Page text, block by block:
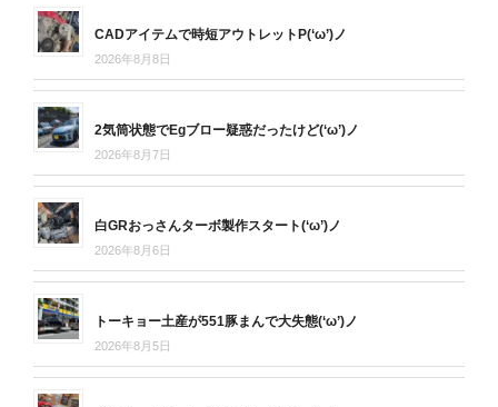
CADアイテムで時短アウトレットP(‘ω’)ノ
2026年8月8日
2気筒状態でEgブロー疑惑だったけど(‘ω’)ノ
2026年8月7日
白GRおっさんターボ製作スタート(‘ω’)ノ
2026年8月6日
トーキョー土産が551豚まんで大失態(‘ω’)ノ
2026年8月5日